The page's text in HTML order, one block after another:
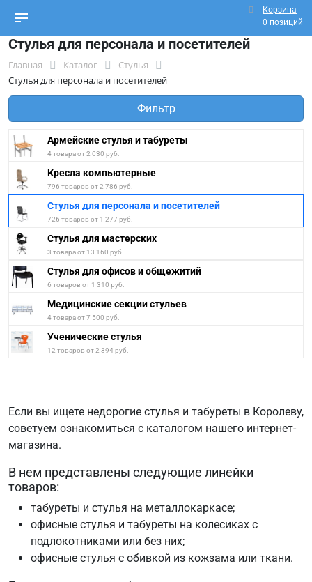
Корзина
0 позиций
Стулья для персонала и посетителей
Главная Каталог
Стулья
Стулья для персонала и посетителей
Фильтр
Армейские стулья и табуреты
4 товара от 2 030 руб.
Кресла компьютерные
796 товаров от 2 786 руб.
Стулья для персонала и посетителей
726 товаров от 1 277 руб.
Стулья для мастерских
3 товара от 13 160 руб.
Стулья для офисов и общежитий
6 товаров от 1 310 руб.
Медицинские секции стульев
4 товара от 7 500 руб.
Ученические стулья
12 товаров от 2 394 руб.
Если вы ищете недорогие стулья и табуреты в Королеву,
советуем ознакомиться с каталогом нашего интернет-
магазина.
В нем представлены следующие линейки
товаров:
табуреты и стулья на металлокаркасе;
офисные стулья и табуреты на колесиках c
подлокотниками или без них;
офисные стулья с обивкой из кожзама или ткани.